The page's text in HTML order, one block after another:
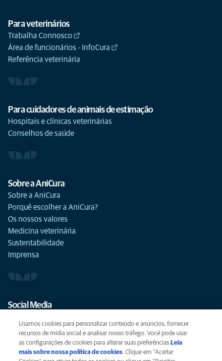
Para veterinários
Trabalha Connosco
Área de funcionários - InfoCura
Referência veterinária
Para cuidadores de animais de estimação
Hospitais e clínicas veterinárias
Conselhos de saúde
Sobre a AniCura
Sobre a AniCura
Porquê escolher a AniCura?
Os nossos valores
Medicina veterinária
Sustentabilidade
Imprensa
Social Media
Privacidade
Usamos cookies para personalizar conteúdo e anúncios, fornecer
recursos de mídia social e analisar nosso tráfego. Você pode usar
as configurações de cookies para alterar suas preferências. Leia
mais sobre nossa política de cookies(opens in a new tab)
. Clique em "Aceitar